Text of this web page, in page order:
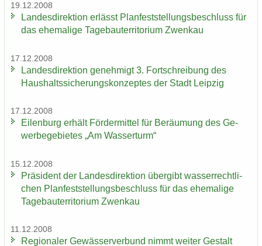
19.12.2008
Lan­des­di­rek­ti­on er­lässt Plan­fest­stel­lungs­be­schluss für
das ehe­ma­li­ge Ta­ge­bau­ter­ri­to­ri­um Zwenkau
17.12.2008
Lan­des­di­rek­ti­on ge­neh­migt 3. Fort­schrei­bung des
Haus­halts­si­che­rungs­kon­zep­tes der Stadt Leip­zig
17.12.2008
Ei­len­burg er­hält För­der­mit­tel für Be­räu­mung des Ge­
wer­be­ge­bie­tes „Am Was­ser­turm“
15.12.2008
Prä­si­dent der Lan­des­di­rek­ti­on über­gibt was­ser­recht­li­
chen Plan­fest­stel­lungs­be­schluss für das ehe­ma­li­ge
Ta­ge­bau­ter­ri­to­ri­um Zwenkau
11.12.2008
Re­gio­na­ler Ge­wäs­ser­ver­bund nimmt wei­ter Ge­stalt